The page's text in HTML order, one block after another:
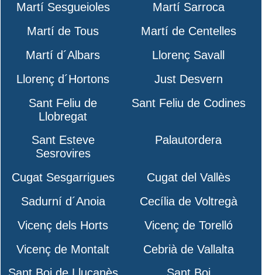
Martí Sesgueioles
Martí Sarroca
Martí de Tous
Martí de Centelles
Martí d´Albars
Llorenç Savall
Llorenç d´Hortons
Just Desvern
Sant Feliu de
Llobregat
Sant Feliu de Codines
Sant Esteve
Sesrovires
Palautordera
Cugat Sesgarrigues
Cugat del Vallès
Sadurní d´Anoia
Cecília de Voltregà
Vicenç dels Horts
Vicenç de Torelló
Vicenç de Montalt
Cebrià de Vallalta